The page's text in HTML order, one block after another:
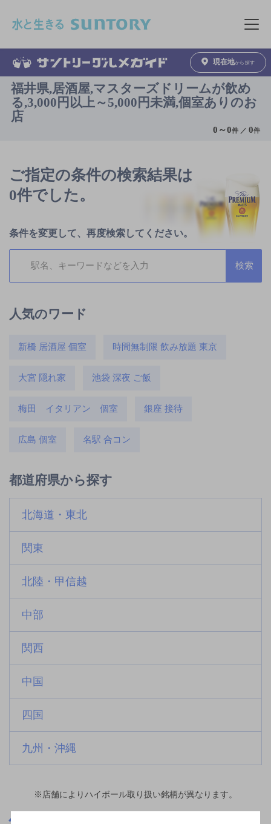
メニュ
現在地から探す
福井県,居酒屋,マスターズドリームが飲め
る,3,000円以上～5,000円未満,個室ありのお
店
0 ～0件 ／0件
ご指定の条件の検索結果は
0件でした。
条件を変更して、再度検索してください。
人気のワード
新橋 居酒屋 個室 時間無制限 飲み放題 東京
大宮 隠れ家 池袋 深夜 ご飯
梅田 イタリアン 個室 銀座 接待
広島 個室 名駅 合コン
都道府県から探す
北海道・東北
関東
北陸・甲信越
中部
関西
中国
四国
九州・沖縄
※店舗によりハイボール取り扱い銘柄が異なります。